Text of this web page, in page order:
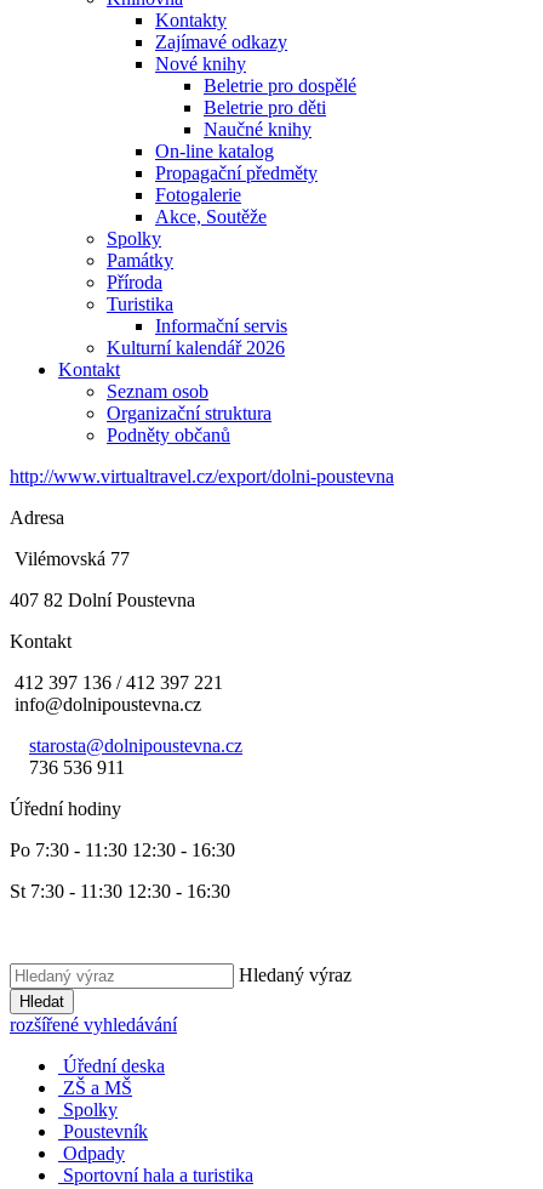
Kontakty
Zajímavé odkazy
Nové knihy
Beletrie pro dospělé
Beletrie pro děti
Naučné knihy
On-line katalog
Propagační předměty
Fotogalerie
Akce, Soutěže
Spolky
Památky
Příroda
Turistika
Informační servis
Kulturní kalendář 2026
Kontakt
Seznam osob
Organizační struktura
Podněty občanů
http://www.virtualtravel.cz/export/dolni-poustevna
Adresa
Vilémovská 77
407 82 Dolní Poustevna
Kontakt
412 397 136 / 412 397 221
info@dolnipoustevna.cz
starosta@dolnipoustevna.cz
736 536 911
Úřední hodiny
Po 7:30 - 11:30 12:30 - 16:30
St 7:30 - 11:30 12:30 - 16:30
Hledaný výraz
Hledat
rozšířené vyhledávání
Úřední deska
ZŠ a MŠ
Spolky
Poustevník
Odpady
Sportovní hala a turistika